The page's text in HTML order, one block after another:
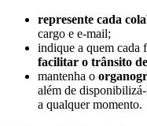
represente cada
cargo e e-mail;
indique a quem cada
facilitar o trânsito
mantenha o
além de
a qualquer momento.